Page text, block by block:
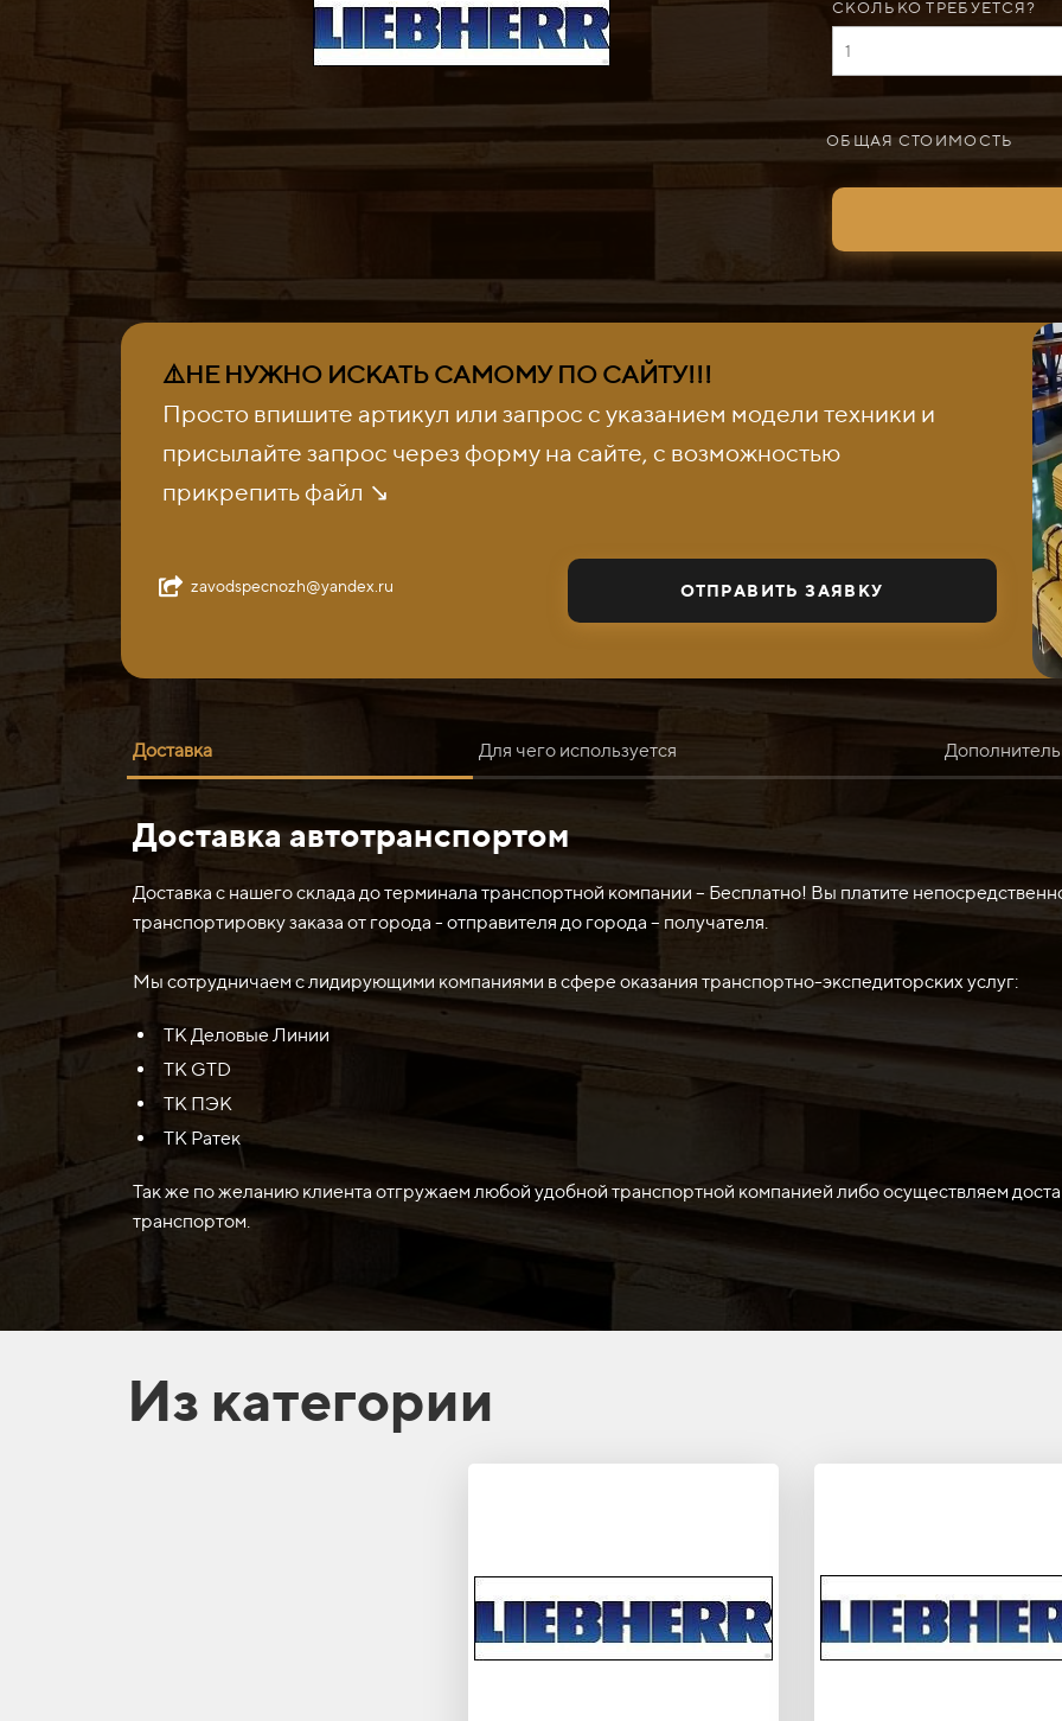
СКОЛЬКО ТРЕБУЕТСЯ?
ОБЩАЯ СТОИМОСТЬ
⚠️НЕ НУЖНО ИСКАТЬ САМОМУ ПО САЙТУ!!!
Просто впишите артикул или запрос с указанием модели техники и
присылайте запрос через форму на сайте, с возможностью
прикрепить файл ↘️
zavodspecnozh@yandex.ru ОТПРАВИТЬ ЗАЯВКУ
Доставка Для чего используется
Доставка автотранспортом
Доставка с нашего склада до терминала транспортной компании – Бесплатно! Вы платите
транспортировку заказа от города - отправителя до города – получателя.
Мы сотрудничаем с лидирующими компаниями в сфере оказания транспортно-экспедиторских услуг:
ТК Деловые Линии
ТК GTD
ТК ПЭК
ТК Ратек
Так же по желанию клиента отгружаем любой удобной транспортной компанией либо осуществляем
транспортом.
Нож средний 9413950 (400-500HB) Liebherr PR 754 используется в качестве запасной части для
работы в условиях высокой нагрузки и износа, обеспечивая эффективное снятие грунта или материала с
одним из элементов плужного механизма бульдозера и помогает улучшить его производительность и
Из категории